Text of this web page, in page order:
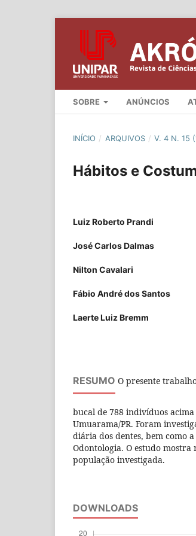
SOBRE ANÚNCIOS
INÍCIO / ARQUIVOS / V. 4 N. 15
Hábitos e
Luiz Roberto Prandi
José Carlos Dalmas
Nilton Cavalari
Fábio André dos Santos
Laerte Luiz Bremm
RESUMO O presente
bucal de 788 indivíduos acima
Umuarama/PR. Foram
diária dos dentes, bem como
Odontologia. O estudo
população investigada.
DOWNLOADS